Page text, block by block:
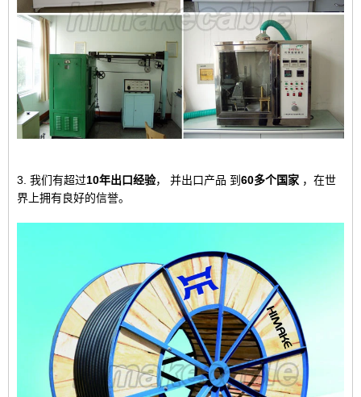
3. 我们有超过10年出口经验， 并出口产品 到 60多个国家 ， 在世
界上拥有良好的信誉。